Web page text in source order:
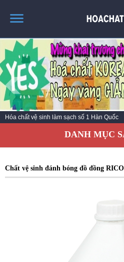
TRANG CHỦ
GIỚI THIỆU
THÔNG TIN SẢN PHẨM
TIN TỨC
LIÊN HỆ
Hóa chất vệ sinh làm sạch số 1 Hàn Quốc
DANH MỤC
Chất vệ sinh đánh bóng đồ đồng